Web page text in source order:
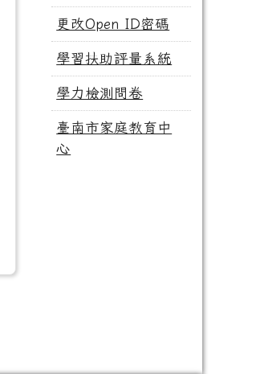
更改Open ID密碼
學習扶助評量系統
學力檢測問卷
臺南市家庭教育中
心